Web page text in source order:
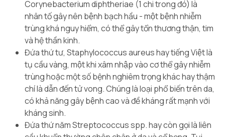
Corynebacterium diphtheriae (1 chi trong đó) là
nhân tố gây nên bệnh bạch hầu - một bệnh nhiễm
trùng khá nguy hiểm, có thể gây tổn thương thận, tim
và hệ thần kinh.
Đứa thứ tư, Staphylococcus aureushay tiếng Việt là
tụ cầu vàng, một khi xâm nhập vào cơ thể gây nhiễm
trùng hoặc một số bệnh nghiêm trọng khác hay thậm
chí là dẫn đến tử vong. Chúng là loại phổ biến trên da,
có khả năng gây bệnh cao và đề kháng rất mạnh với
kháng sinh.
Đứa thứ nămStreptococcus spp.hay còn gọi là liên